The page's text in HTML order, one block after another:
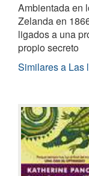
Ambientada en
Zelanda en
ligados a una
propio secreto
Similares a Las